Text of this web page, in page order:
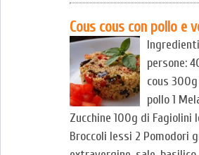
Cous cous con pollo e
persone:
cous
pollo 1
Zucchine 100g di Fagiolini
Broccoli lessi 2 Pomodori